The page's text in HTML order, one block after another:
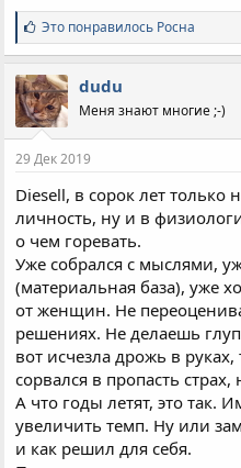
С
и
м
п
а
т
и
:
Это понравилось Росна
dudu
Меня знают многие ;-)
29 Дек 2019
Diesell, в сорок лет только
личность, ну и в
о чем горевать.
Уже собрался с мыслями,
(материальная база), уже
от женщин. Не
решениях. Не делаешь
вот исчезла дрожь в
сорвался в пропасть страх,
А что годы летят, это так.
увеличить темп. Ну или
и как решил для себя.